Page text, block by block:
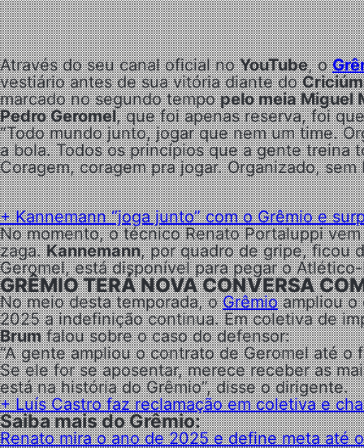
Através do seu canal oficial noYouTube, o
vestiário antes de sua vitória diante do
marcado no segundo tempopelo meia Miguel
Pedro Geromel, que foi apenas reserva, foi
“Todo mundo junto, jogar que nem um time.
a bola. Todos os princípios que a gente treina
Coragem, coragem pra jogar. Organizado, sem
+ Kannemann “joga junto” com o Grêmio e
No momento, o técnico Renato Portaluppi
zaga.Kannemann, por quadro de gripe, ficou
Geromel, está disponível para pegar o
GRÊMIO TERÁ NOVA CONVERSA
No meio desta temporada, oGrêmioampliou o
2025 a indefinição continua. Em coletiva de
Brumfalou sobre o caso do defensor:
“A gente ampliou o contrato de Geromel até
Se ele for se aposentar, merece receber as
está na história do Grêmio”, disse o dirigente.
+ Luís Castro faz reclamação em coletiva e
Saiba mais do Grêmio:
Renato mira o ano de 2025 e define meta até